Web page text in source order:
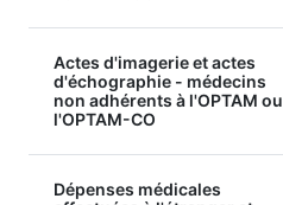
Actes d'imagerie et actes
d'échographie - médecins
non adhérents à l'OPTAM ou
l'OPTAM-CO
Dépenses médicales